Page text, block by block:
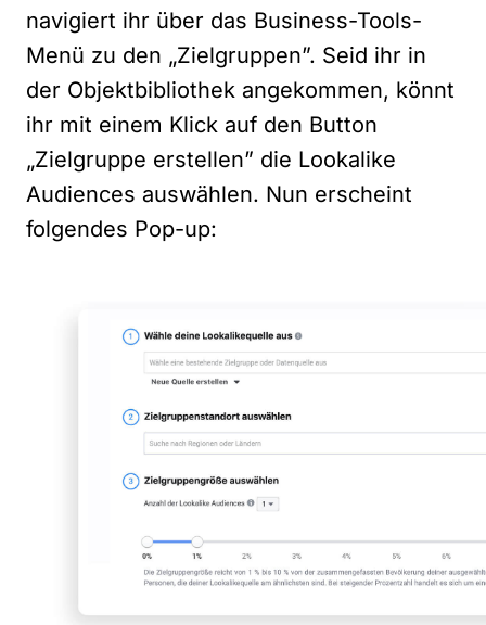
navigiert ihr über das Business-Tools-
Menü zu den „Zielgruppen”. Seid ihr in
der Objektbibliothek angekommen, könnt
ihr mit einem Klick auf den Button
„Zielgruppe erstellen” die Lookalike
Audiences auswählen. Nun erscheint
folgendes Pop-up: